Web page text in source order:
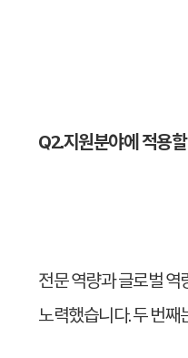
Q2.지원분야에 적용
전문 역량과 글로벌
노력했습니다. 두 번째